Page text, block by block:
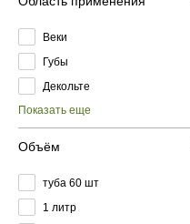
Веки
Губы
Декольте
Показать еще
Объём
туба 60 шт
1 литр